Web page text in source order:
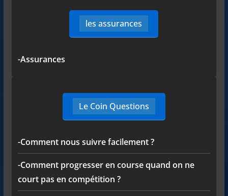
les assurances
-Assurances
Le Coin Questions
-Comment nous suivre facilement ?
-Comment progresser en course quand on ne
court pas en compétition ?